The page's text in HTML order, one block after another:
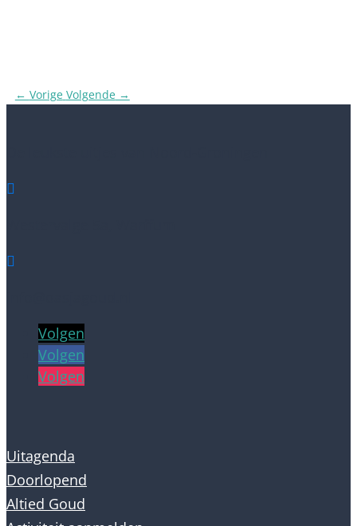
← Vorige Volgende→


Volgen
Volgen
Volgen
Uitagenda
Doorlopend
Altied Goud